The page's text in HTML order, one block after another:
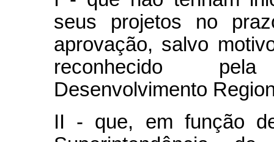
seus projetos no
aprovação, salvo
reconhecido
Desenvolvimento
II - que, em função